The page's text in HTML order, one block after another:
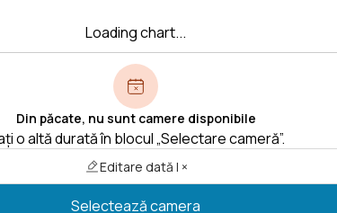
Loading chart...
Din păcate, nu sunt camere disponibile
altă durată în blocul „Selectare cameră”.
Editare dată | ×
Selectează camera